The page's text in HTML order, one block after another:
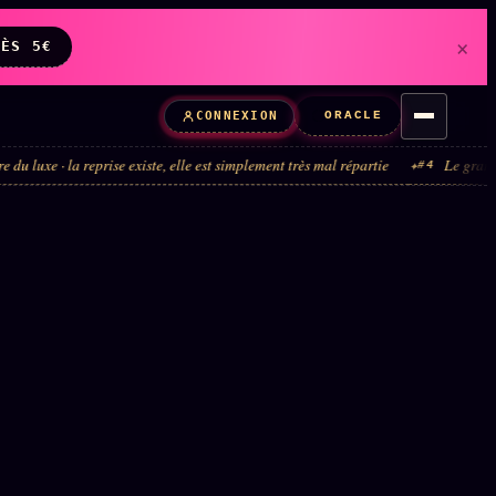
5€ ×
CONNEXION ORACLE
reprise existe, elle est simplement très mal répartie #4 Le grand tour de